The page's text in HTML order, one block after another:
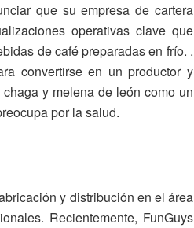
que su empresa de cartera
operativas clave que
de café preparadas en frío. .
convertirse en un productor y
y melena de león como un
por la salud.
y distribución en el área
Recientemente, FunGuys